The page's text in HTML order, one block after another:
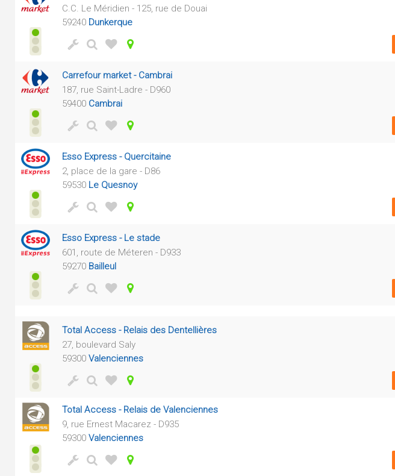
C.C. Le Méridien - 125, rue de Douai
59240 Dunkerque
Carrefour market - Cambrai
187, rue Saint-Ladre - D960
59400 Cambrai
Esso Express - Quercitaine
2, place de la gare - D86
59530 Le Quesnoy
Esso Express - Le stade
601, route de Méteren - D933
59270 Bailleul
Total Access - Relais des Dentellières
27, boulevard Saly
59300 Valenciennes
Total Access - Relais de Valenciennes
9, rue Ernest Macarez - D935
59300 Valenciennes